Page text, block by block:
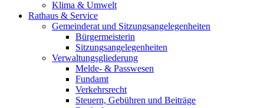
Klima & Umwelt
Rathaus & Service
Gemeinderat und Sitzungsangelegenheiten
Bürgermeisterin
Sitzungsangelegenheiten
Verwaltungsgliederung
Melde- & Passwesen
Fundamt
Verkehrsrecht
Steuern, Gebühren und Beiträge